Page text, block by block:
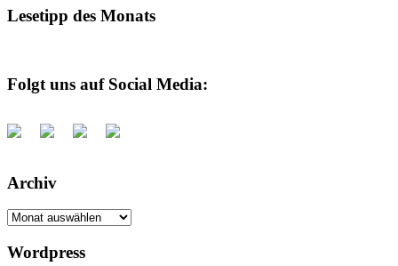
Lesetipp des Monats
Folgt uns auf Social Media:
Archiv
Archiv
Wordpress